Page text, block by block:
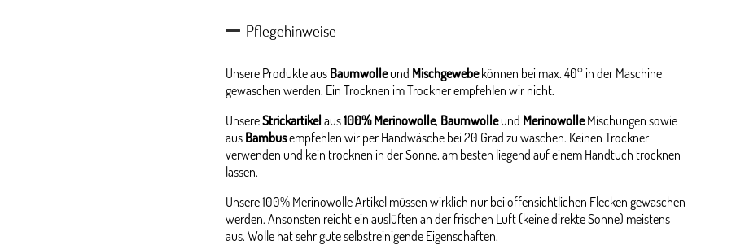
Pflegehinweise
Unsere Produkte aus Baumwolleund Mischgewebekönnen bei max. 40° in der Maschine
gewaschen werden. Ein Trocknen im Trockner empfehlen wir nicht.
UnsereStrickartikel aus100% Merinowolle, Baumwolleund MerinowolleMischungen sowie
aus Bambusempfehlen wir per Handwäsche bei 20 Grad zu waschen. Keinen Trockner
verwenden und kein trocknen in der Sonne, am besten liegend auf einem Handtuch trocknen
lassen.
Unsere 100% Merinowolle Artikel müssen wirklich nur bei offensichtlichen Flecken gewaschen
werden. Ansonsten reicht ein auslüften an der frischen Luft (keine direkte Sonne) meistens
aus. Wolle hat sehr gute selbstreinigende Eigenschaften.